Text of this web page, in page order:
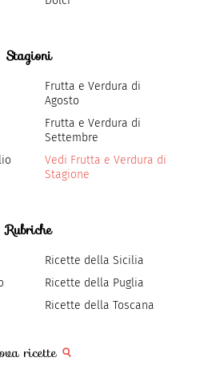
Stagioni
Frutta e Verdura di
Agosto
Frutta e Verdura di
Settembre
Vedi Frutta e Verdura di
Stagione
Rubriche
Ricette della Sicilia
Ricette della Puglia
Ricette della Toscana
ricette